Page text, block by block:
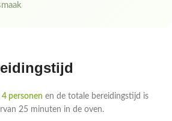
4 personen en de totale bereidingstijd is
25 minuten in de oven.